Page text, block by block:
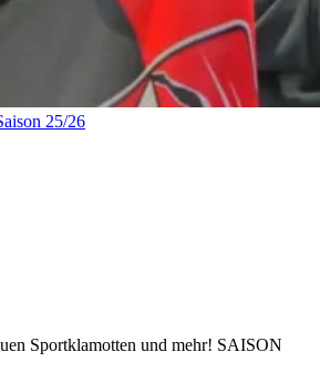
25/26
Sportklamotten und mehr! SAISON